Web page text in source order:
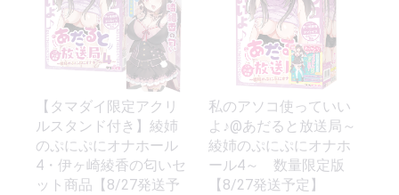
【タマダイ限定アクリ
ルスタンド付き】綾姉
のぷにぷにオナホール
4・伊ヶ崎綾香の匂いセ
ット商品【8/27発送予
私のアソコ使っていい
よ♪@あだると放送局～
綾姉のぷにぷにオナホ
ール4～ 数量限定版
【8/27発送予定】